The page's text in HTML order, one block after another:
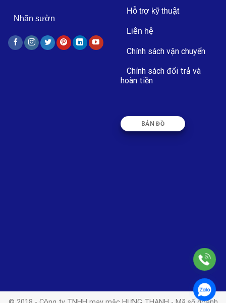
Nhãn sườn
Hỗ trợ kỹ thuật
Liên hệ
Chính sách vận chuyển
Chính sách đổi trả và
hoàn tiền
BẢN ĐỒ